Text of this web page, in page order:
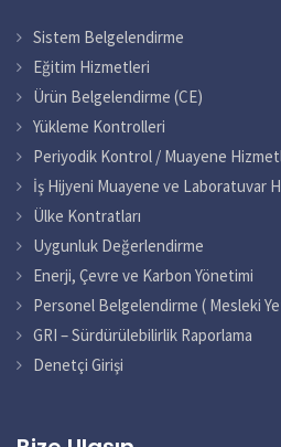
Sistem Belgelendirme
Eğitim Hizmetleri
Ürün Belgelendirme (CE)
Yükleme Kontrolleri
Periyodik Kontrol / Muayene
İş Hijyeni Muayene ve Laboratuvar
Ülke Kontratları
Uygunluk Değerlendirme
Enerji, Çevre ve Karbon Yönetimi
Personel Belgelendirme ( Mesleki
GRI – Sürdürülebilirlik Raporlama
Denetçi Girişi